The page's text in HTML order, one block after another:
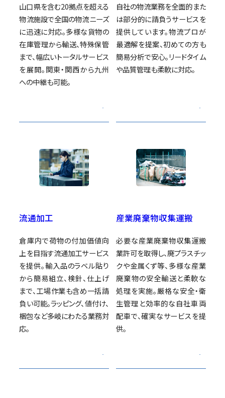
山口県を含む20拠点を超える
物流施設で全国の物流ニーズ
に迅速に対応。多様な貨物の
在庫管理から輸送、特殊保管
まで、幅広いトータルサービス
を展開。関東・関西から九州
への中継も可能。
自社の物流業務を全面的また
は部分的に請負うサービスを
提供しています。物流プロが
最適解を提案、初めての方も
簡易分析で安心。リードタイム
や品質管理も柔軟に対応。
流通加工
倉庫内で荷物の付加価値向
上を目指す流通加工サービス
を提供。輸入品のラベル貼り
から簡易組立、検針、仕上げ
まで、工場作業も含め一括請
負い可能。ラッピング、値付け、
梱包など多岐にわたる業務対
応。
産業廃棄物収集運搬
必要な産業廃棄物収集運搬
業許可を取得し、廃プラスチッ
クや金属くず等、多様な産業
廃棄物の安全輸送と柔軟な
処理を実施。厳格な安全・衛
生管理と効率的な自社車両
配車で、確実なサービスを提
供。